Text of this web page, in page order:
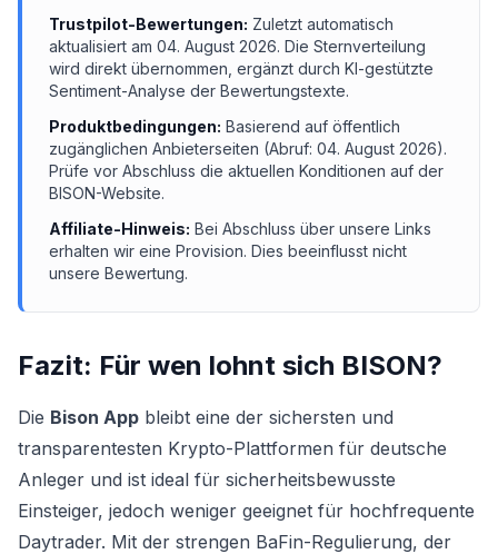
Trustpilot-Bewertungen: Zuletzt automatisch
aktualisiert am 04. August 2026. Die Sternverteilung
wird direkt übernommen, ergänzt durch KI-gestützte
Sentiment-Analyse der Bewertungstexte.
Produktbedingungen: Basierend auf öffentlich
zugänglichen Anbieterseiten (Abruf: 04. August 2026).
Prüfe vor Abschluss die aktuellen Konditionen auf der
BISON-Website.
Affiliate-Hinweis: Bei Abschluss über unsere Links
erhalten wir eine Provision. Dies beeinflusst nicht
unsere Bewertung.
Fazit: Für wen lohnt sich BISON?
Die Bison App bleibt eine der sichersten und
transparentesten Krypto-Plattformen für deutsche
Anleger und ist ideal für sicherheitsbewusste
Einsteiger, jedoch weniger geeignet für hochfrequente
Daytrader. Mit der strengen BaFin-Regulierung, der